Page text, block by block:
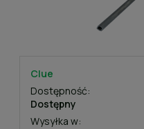
Clue
Dostępność:
Dostępny
Wysyłka w: